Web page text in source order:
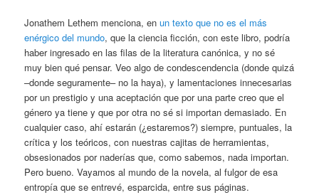
Jonathem Lethem menciona, enun texto que no es el más
enérgico del mundo, que la ciencia ficción, con este libro, podría
haber ingresado en las filas de la literatura canónica, y no sé
muy bien qué pensar. Veo algo de condescendencia (donde quizá
–donde seguramente– no la haya), y lamentaciones innecesarias
por un prestigio y una aceptación que por una parte creo que el
género ya tiene y que por otra no sé si importan demasiado. En
cualquier caso, ahí estarán (¿estaremos?) siempre, puntuales, la
crítica y los teóricos, con nuestras cajitas de herramientas,
obsesionados por naderías que, como sabemos, nada importan.
Pero bueno. Vayamos al mundo de la novela, al fulgor de esa
entropía que se entrevé, esparcida, entre sus páginas.